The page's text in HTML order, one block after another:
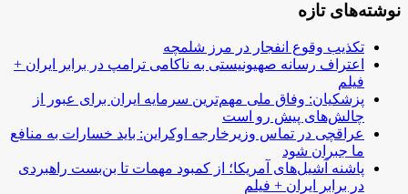
نوشته‌های تازه
تکذیب وقوع انفجار در مرز شلمچه
اعتراف رسانه صهیونیستی به ناکامی ترامپ در برابر ایران +
فیلم
پزشکیان: وفاق ملی مهم‌ترین سرمایه ایران برای عبور از
چالش‌های پیش رو است
عراقچی در تماس وزیرخارجه اوکراین: باید خسارات به منافع
ما جبران شود
پاشنه آشیل‌های آمریکا؛ از کمبود مهمات تا بن‌بست راهبردی
در برابر ایران + فیلم